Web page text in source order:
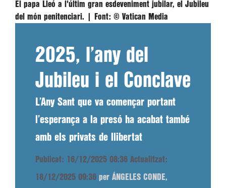
El papa Lleó a l'últim gran esdeveniment jubilar, el Jubileu
del món penitenciari. |
Font: © Vatican Media
2025, l’any del
Jubileu i el Conclave
L’Any Sant que va començar portant
l’esperança a la presó ha acabat també
amb els privats de llibertat
Publicat: 16/12/2025 08:36 Actualitzat:
18/12/2025 09:36 per ÁNGELES CONDE,